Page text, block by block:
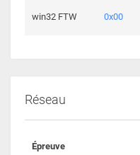
win32 FTW 0x00
Réseau
Épreuve